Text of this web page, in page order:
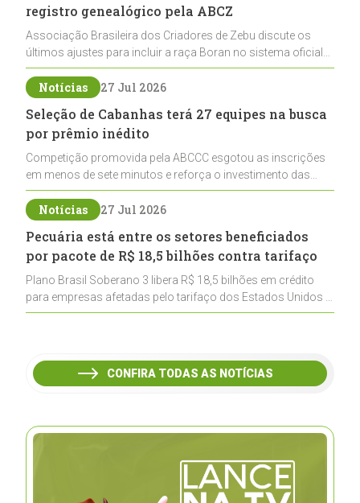
registro genealógico pela ABCZ
Associação Brasileira dos Criadores de Zebu discute os
últimos ajustes para incluir a raça Boran no sistema oficial
de registros, abrindo caminho para sua expansão na
pecuária nacional
Notícias 27 Jul 2026
Seleção de Cabanhas terá 27 equipes na busca
por prêmio inédito
Competição promovida pela ABCCC esgotou as inscrições
em menos de sete minutos e reforça o investimento das
cabanhas na seleção genética de Cavalos Crioulos voltados
ao laço
Notícias 27 Jul 2026
Pecuária está entre os setores beneficiados
por pacote de R$ 18,5 bilhões contra tarifaço
Plano Brasil Soberano 3 libera R$ 18,5 bilhões em crédito
para empresas afetadas pelo tarifaço dos Estados Unidos e
inclui a pecuária entre os setores estratégicos
CONFIRA TODAS AS NOTÍCIAS